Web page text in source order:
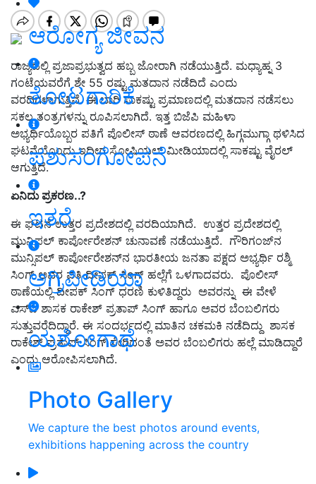
ಆರೋಗ್ಯ ಜೀವನ
ತೋಟಗಾರಿಕೆ
ಪಶುಸಂಗೋಪನೆ
ಇತರೆ
ಅಗ್ರಿಪೀಡಿಯಾ
ಯಶೋಗಾಥೆ
Photo Gallery
We capture the best photos around events,
exhibitions happening across the country
ರಾಜ್ಯದಲ್ಲಿ ಪ್ರಜಾಪ್ರಭುತ್ವದ ಹಬ್ಬ ಜೋರಾಗಿ ನಡೆಯುತ್ತಿದೆ. ಮಧ್ಯಾಹ್ನ 3
ಗಂಟೆಯವರೆಗೆ ಶೇ 55 ರಷ್ಟು ಮತದಾನ ನಡೆದಿದೆ ಎಂದು
ವರದಿಗಳಾಗುತ್ತಿವೆ. ಈ ಬಾರಿ ಸಾಕಷ್ಟು ಪ್ರಮಾಣದಲ್ಲಿ ಮತದಾನ ನಡೆಸಲು
ಸಕಲ ತಂತ್ರಗಳನ್ನು ರೂಪಿಸಲಾಗಿದೆ. ಇತ್ತ ಬಿಜೆಪಿ ಮಹಿಳಾ
ಅಭ್ಯರ್ಥಿಯೊಬ್ಬರ ಪತಿಗೆ ಪೊಲೀಸ್‌ ಠಾಣೆ ಆವರಣದಲ್ಲಿ ಹಿಗ್ಗಮುಗ್ಗಾ ಥಳಿಸಿದ
ಘಟನೆಯೊಂದು ಇದೀಗ ಸೋಷಿಯಲ್‌ ಮೀಡಿಯಾದಲ್ಲಿ ಸಾಕಷ್ಟು ವೈರಲ್‌
ಆಗುತ್ತಿದೆ.
ಏನಿದು ಪ್ರಕರಣ..?
ಈ ಘಟನೆ ಉತ್ತರ ಪ್ರದೇಶದಲ್ಲಿ ವರದಿಯಾಗಿದೆ. ಉತ್ತರ ಪ್ರದೇಶದಲ್ಲಿ
ಮುನ್ಸಿಪಲ್‌ ಕಾರ್ಪೋರೇಶನ್‌ ಚುನಾವಣೆ ನಡೆಯುತ್ತಿದೆ. ಗೌರಿಗಂಜ್‌ನ
ಮುನ್ಸಿಪಲ್‌ ಕಾರ್ಪೋರೇಶನ್‌ನ ಭಾರತೀಯ ಜನತಾ ಪಕ್ಷದ ಅಭ್ಯರ್ಥಿ ರಶ್ಮಿ
ಸಿಂಗ್‌ ಅವರ ಪತಿ ದೀಪಕ್‌ ಸಿಂಗ್‌ ಹಲ್ಲೆಗೆ ಒಳಗಾದವರು. ಪೊಲೀಸ್‌
ಠಾಣೆಯಲ್ಲಿ ದೀಪಕ್‌ ಸಿಂಗ್‌ ಧರಣಿ ಕುಳಿತಿದ್ದರು ಅವರನ್ನು ಈ ವೇಳೆ
ಎಸ್‌ಪಿ ಶಾಸಕ ರಾಕೇಶ್ ಪ್ರತಾಪ್ ಸಿಂಗ್ ಹಾಗೂ ಅವರ ಬೆಂಬಲಿಗರು
ಸುತ್ತುವರೆದಿದ್ದಾರೆ. ಈ ಸಂದರ್ಭದಲ್ಲಿ ಮಾತಿನ ಚಕಮಕಿ ನಡೆದಿದ್ದು ಶಾಸಕ
ರಾಕೇಶ್ ಪ್ರತಾಪ್ ಸಿಂಗ್ ಸೇರಿದಂತೆ ಅವರ ಬೆಂಬಲಿಗರು ಹಲ್ಲೆ ಮಾಡಿದ್ದಾರೆ
ಎಂದು ಆರೋಪಿಸಲಾಗಿದೆ.